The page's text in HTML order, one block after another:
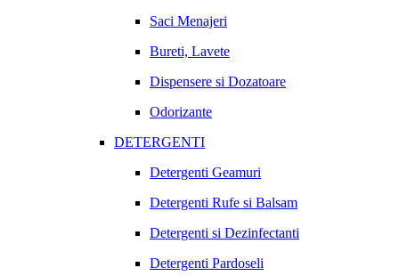
Saci Menajeri
Bureti, Lavete
Dispensere si Dozatoare
Odorizante
DETERGENTI
Detergenti Geamuri
Detergenti Rufe si Balsam
Detergenti si Dezinfectanti
Detergenti Pardoseli